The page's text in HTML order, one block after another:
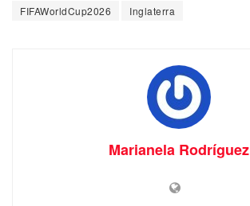
FIFAWorldCup2026
Inglaterra
Marianela Rodríguez